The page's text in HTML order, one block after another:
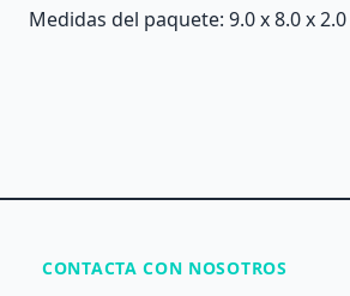
Medidas del paquete: 9.0 x 8.0 x
CONTACTA CON NOSOTROS